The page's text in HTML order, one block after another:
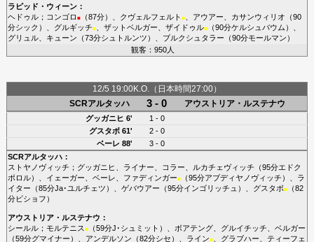
ラピッド・ウィーン：
ヘドゥル； コンゴロ ■（87分）、 クヴェルフェルト ■、 アウアー カサンウィリオ （90
分シック ）、 グルギッチ■、 ザットベルガー ザイドゥル■（90分ケルシュバウム ）、
グリュル、 キューン （73分シュトルンツ ）、 ブルクシュタラー （90分モールマン ）
観客：950人
12/5 19:00K.O.（日本時間27:00）
SCRアルタッハ
3 - 0 アウストリア・ルステナウ
グッガニヒ 6'
1 - 0
グスタボ61'
2 - 0
ベーレ 88'
3 - 0
SCRアルタッハ：
ストヤノヴィッチ ； グッガニヒ ライナー コラー ルカチェヴィッチ （95分エドク
ポロル）、 イェーガー ベーレ ファディンガー■（95分アブディヤノヴィッチ ）、 ラ
イター （85分Ja･ユルチェツ ）、 ゲバウアー （95分インゴリッチュ ）、 グスタボ■（82
分ビショフ ）
アウストリア・ルステナウ ：
シールル； モルテニス ■（59分J･シュミット ）、 ボアテング、 グルイチッチ
ベルガー
（59分グマイナー ）、 アンデルソン （82分シセ ）、 ライン■、 グラブハー ティーフェ